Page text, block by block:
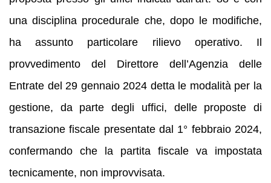
una disciplina procedurale che, dopo le modifiche,
ha assunto particolare rilievo operativo. Il
provvedimento del Direttore dell’Agenzia delle
Entrate del 29 gennaio 2024 detta le modalità per la
gestione, da parte degli uffici, delle proposte di
transazione fiscale presentate dal 1° febbraio 2024,
confermando che la partita fiscale va impostata
tecnicamente, non improvvisata.